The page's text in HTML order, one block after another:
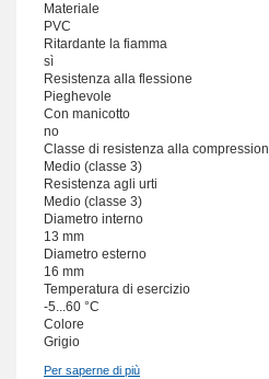
Materiale
PVC
Ritardante la fiamma
sì
Resistenza alla flessione
Pieghevole
Con manicotto
no
Classe di resistenza alla
Medio (classe 3)
Resistenza agli urti
Medio (classe 3)
Diametro interno
13 mm
Diametro esterno
16 mm
Temperatura di esercizio
-5...60 °C
Colore
Grigio
Per saperne di più